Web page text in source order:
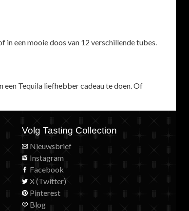
in een mooie doos van 12 verschillende tubes.
Tequila liefhebber cadeau te doen. Of
Volg Tasting Collection
Nieuwsbrief
Instagram
Facebook
X (Twitter)
Pinterest
Blog